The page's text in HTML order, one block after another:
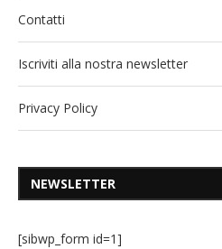
Contatti
Iscriviti alla nostra newsletter
Privacy Policy
NEWSLETTER
[sibwp_form id=1]